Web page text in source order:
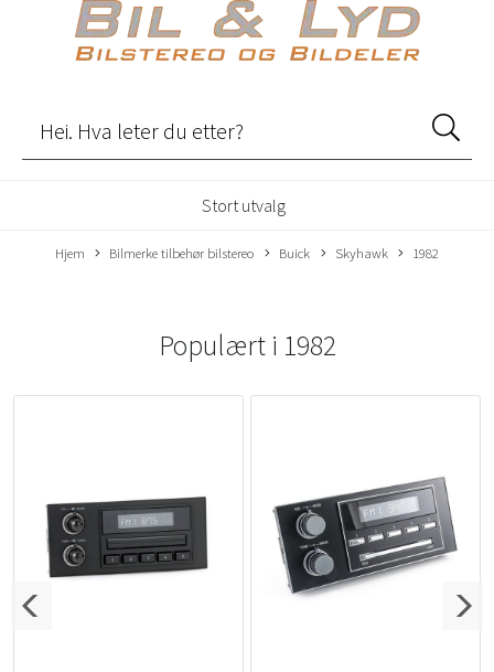
Stort utvalg
Hjem Bilmerke tilbehør bilstereo Buick Skyhawk 1982
Populært i 1982